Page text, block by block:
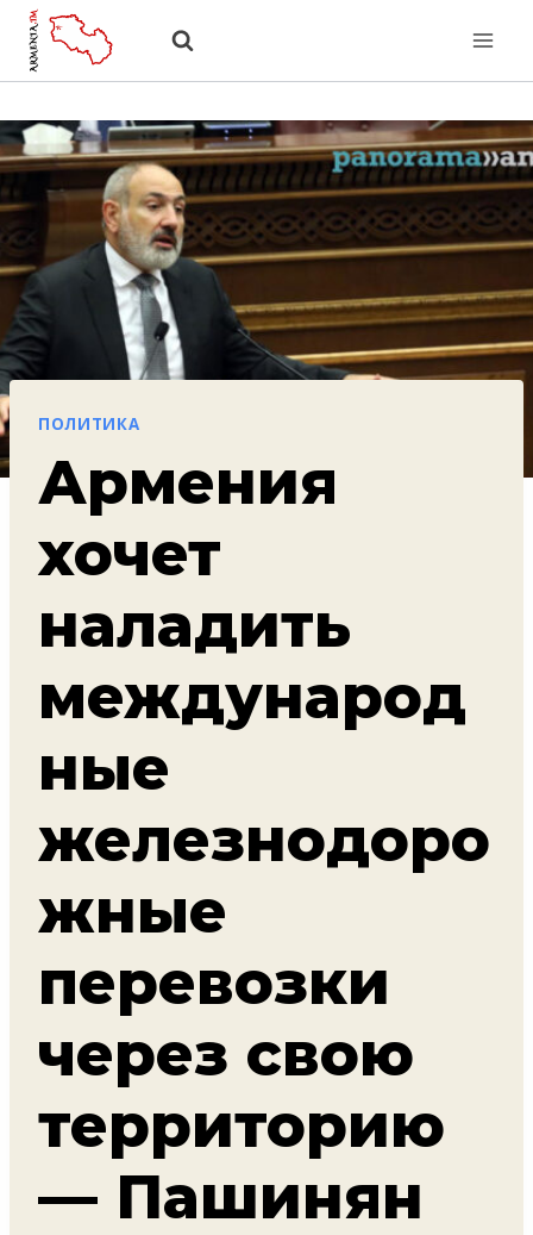
Перейти
ПОЛИТИКА
Армения
хочет
наладить
международ
ные
железнодоро
жные
перевозки
через свою
территорию
— Пашинян